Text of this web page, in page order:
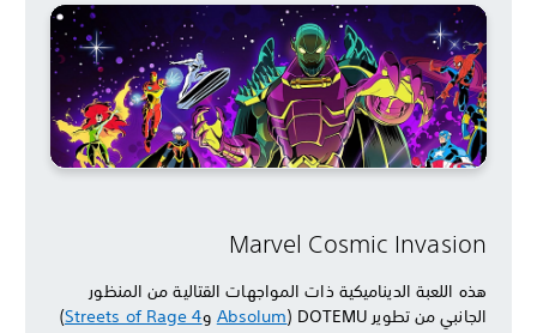
Marvel Cosmic Invasion
هذه اللعبة الديناميكية ذات المواجهات القتالية من المنظور
الجانبي من تطوير DOTEMU (
AbsolumوStreets of Rage 4
)